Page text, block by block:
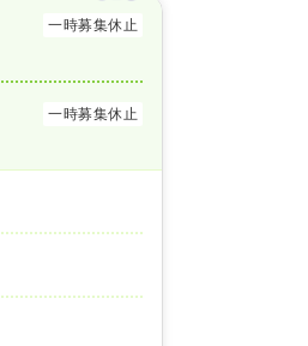
一時募集休止
一時募集休止